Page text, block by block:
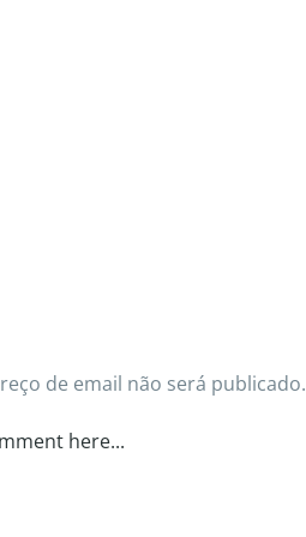
de email não será publicado.